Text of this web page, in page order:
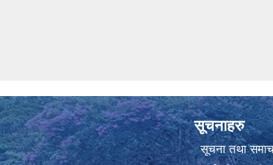
सूचनाहरु
सूचना तथा